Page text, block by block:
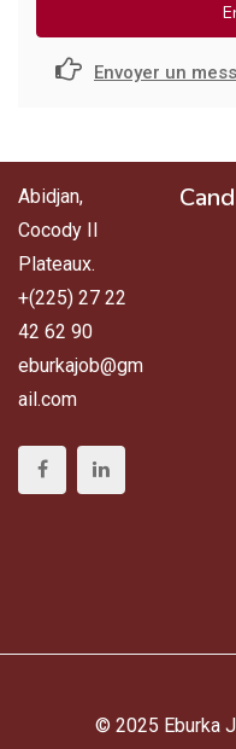
Envoyer un
Abidjan,
Cocody II
Plateaux.
+(225) 27 22
42 62 90
eburkajob@gm
ail.com
© 2025 Eburka